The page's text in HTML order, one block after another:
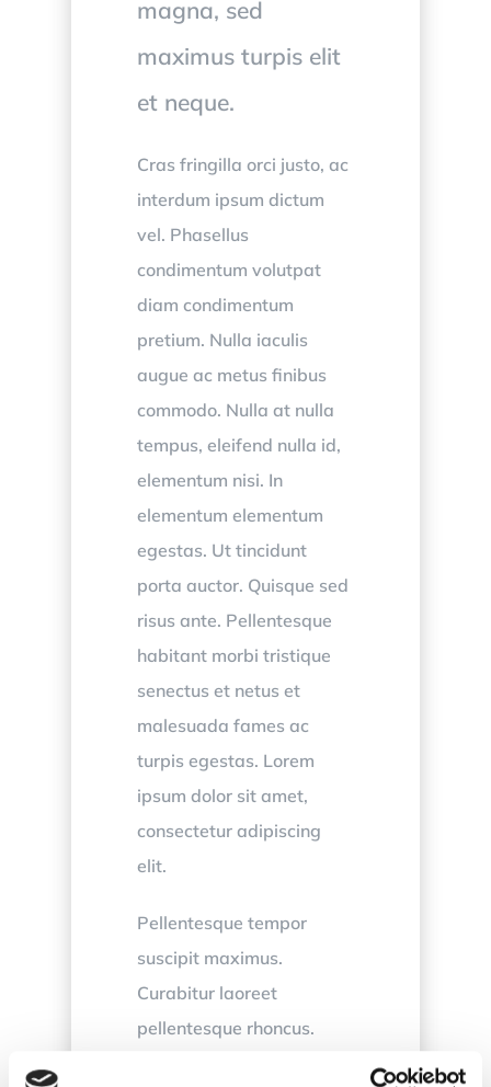
magna, sed
maximus turpis elit
et neque.
Cras fringilla orci justo, ac
interdum ipsum dictum
vel. Phasellus
condimentum volutpat
diam condimentum
pretium. Nulla iaculis
augue ac metus finibus
commodo. Nulla at nulla
tempus, eleifend nulla id,
elementum nisi. In
elementum elementum
egestas. Ut tincidunt
porta auctor. Quisque sed
risus ante. Pellentesque
habitant morbi tristique
senectus et netus et
malesuada fames ac
turpis egestas. Lorem
ipsum dolor sit amet,
consectetur adipiscing
elit.
Pellentesque tempor
suscipit maximus.
Curabitur laoreet
pellentesque rhoncus.